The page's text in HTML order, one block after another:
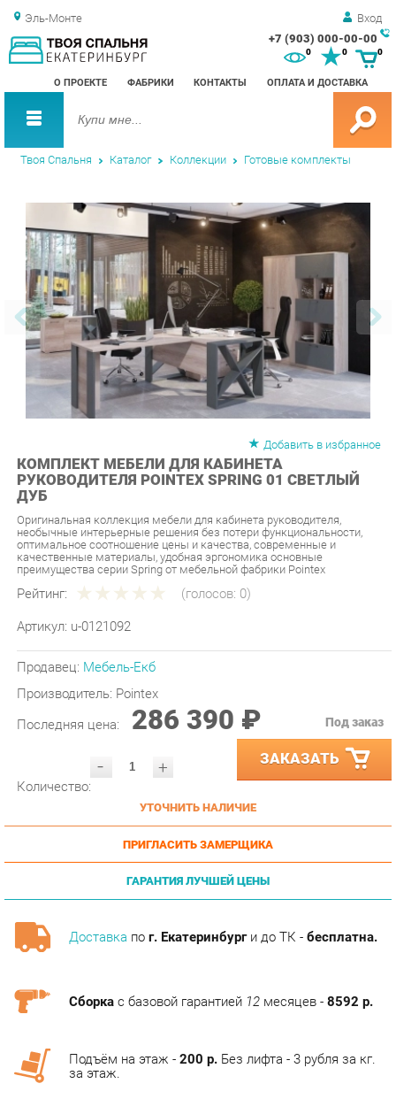
Эль-Монте Вход
+7 (903) 000-00-00
О ПРОЕКТЕ ФАБРИКИ КОНТАКТЫ ОПЛАТА И ДОСТАВКА
0 0
Твоя Спальня Каталог Коллекции Готовые комплекты
КОМПЛЕКТ МЕБЕЛИ ДЛЯ КАБИНЕТА
РУКОВОДИТЕЛЯ POINTEX SPRING 01 СВЕТЛЫЙ
ДУБ
Оригинальная коллекция мебели для кабинета руководителя,
оптимальное соотношение цены и качества, современные и
качественные материалы, удобная эргономика основные
преимущества серии Spring от мебельной фабрики Pointex
Рейтинг: (голосов:0)
Артикул: u-0121092
Производитель:Pointex
Последняя цена: 286 390 ₽
- ЗАКАЗАТЬ
УТОЧНИТЬ НАЛИЧИЕ
ПРИГЛАСИТЬ ЗАМЕРЩИКА
ГАРАНТИЯ ЛУЧШЕЙ ЦЕНЫ
Доставкапог. Екатеринбурги до ТК -бесплатна.
АНАЛОГИ